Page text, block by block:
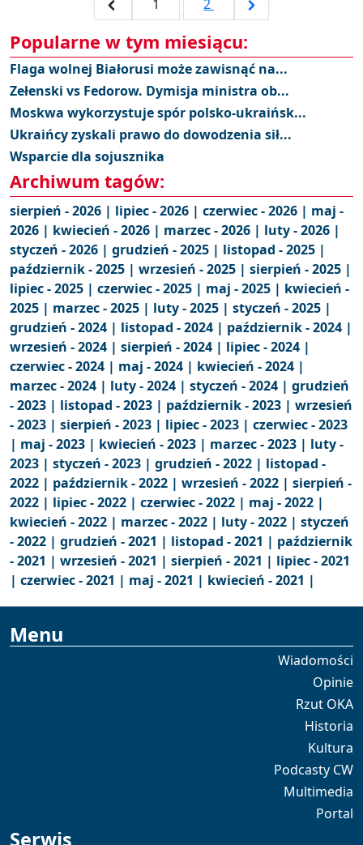
1 2
Popularne w tym miesiącu:
Flaga wolnej Białorusi może zawisnąć na...
Zełenski vs Fedorow. Dymisja ministra ob...
Moskwa wykorzystuje spór polsko-ukraińsk...
Ukraińcy zyskali prawo do dowodzenia sił...
Wsparcie dla sojusznika
Archiwum tagów:
sierpień - 2026 | lipiec - 2026 | czerwiec - 2026 | maj -
2026 | kwiecień - 2026 | marzec - 2026 | luty - 2026 |
styczeń - 2026 | grudzień - 2025 | listopad - 2025 |
październik - 2025 | wrzesień - 2025 | sierpień - 2025 |
lipiec - 2025 | czerwiec - 2025 | maj - 2025 | kwiecień -
2025 | marzec - 2025 | luty - 2025 | styczeń - 2025 |
grudzień - 2024 | listopad - 2024 | październik - 2024 |
wrzesień - 2024 | sierpień - 2024 | lipiec - 2024 |
czerwiec - 2024 | maj - 2024 | kwiecień - 2024 |
marzec - 2024 | luty - 2024 | styczeń - 2024 | grudzień
- 2023 | listopad - 2023 | październik - 2023 | wrzesień
- 2023 | sierpień - 2023 | lipiec - 2023 | czerwiec - 2023
| maj - 2023 | kwiecień - 2023 | marzec - 2023 | luty -
2023 | styczeń - 2023 | grudzień - 2022 | listopad -
2022 | październik - 2022 | wrzesień - 2022 | sierpień -
2022 | lipiec - 2022 | czerwiec - 2022 | maj - 2022 |
kwiecień - 2022 | marzec - 2022 | luty - 2022 | styczeń
- 2022 | grudzień - 2021 | listopad - 2021 | październik
- 2021 | wrzesień - 2021 | sierpień - 2021 | lipiec - 2021
| czerwiec - 2021 | maj - 2021 | kwiecień - 2021 |
Menu
Wiadomości
Opinie
Rzut OKA
Historia
Kultura
Podcasty CW
Multimedia
Portal
Serwis